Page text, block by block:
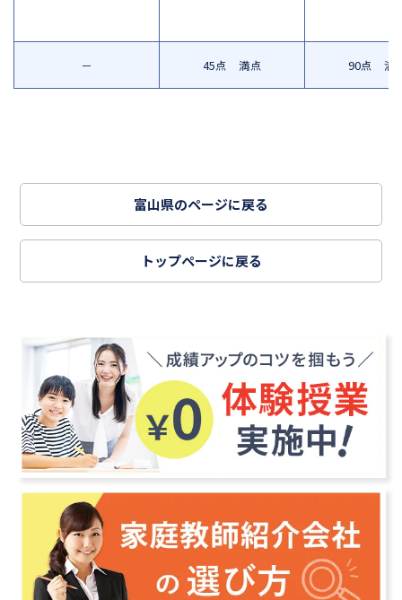
－ 45点 満点 90点 満
富山県のページに戻る
トップページに戻る